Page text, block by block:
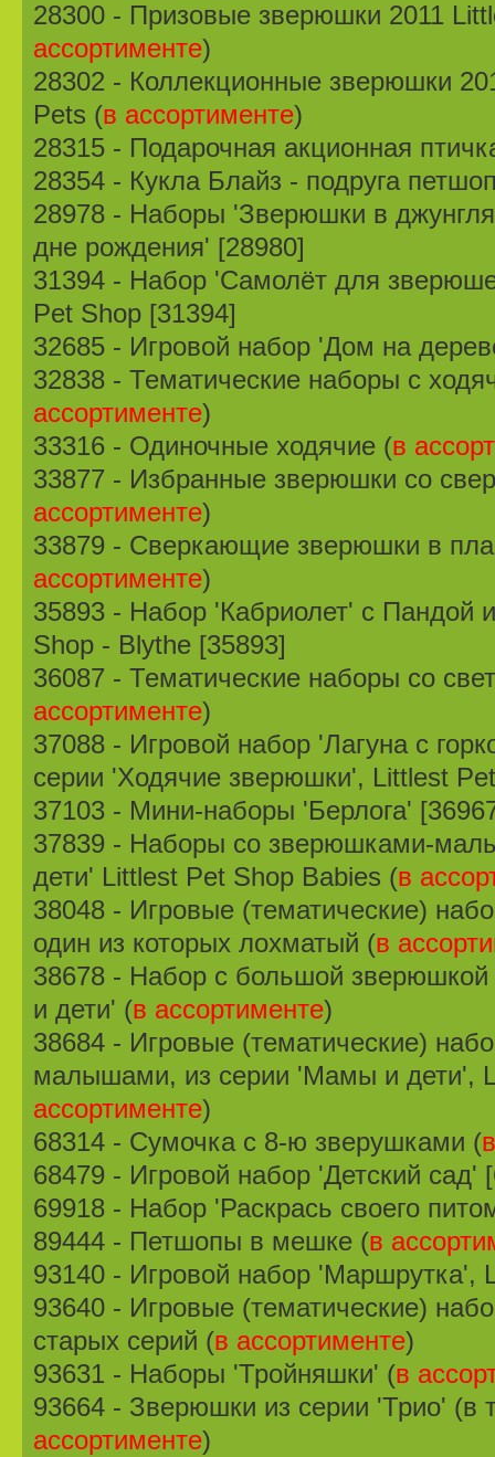
28300 - Призовые зверюшки 2011
ассортименте)
28302 - Коллекционные зверюшки
Pets (в ассортименте)
28315 - Подарочная акционная
28354 - Кукла Блайз - подруга
28978 - Наборы 'Зверюшки в
дне рождения' [28980]
31394 - Набор 'Самолёт для
Pet Shop [31394]
32685 - Игровой набор 'Дом на
32838 - Тематические наборы с
ассортименте)
33316 - Одиночные ходячие (в
33877 - Избранные зверюшки со
ассортименте)
33879 - Сверкающие зверюшки в
ассортименте)
35893 - Набор 'Кабриолет' с Пандой
Shop - Blythe [35893]
36087 - Тематические наборы со
ассортименте)
37088 - Игровой набор 'Лагуна с
серии 'Ходячие зверюшки', Littlest
37103 - Мини-наборы 'Берлога'
37839 - Наборы со зверюшками-
дети' Littlest Pet Shop Babies (в
38048 - Игровые (тематические)
один из которых лохматый (в
38678 - Набор с большой
и дети' (в ассортименте)
38684 - Игровые (тематические)
малышами, из серии 'Мамы и дети',
ассортименте)
68314 - Сумочка с 8-ю зверушками (
68479 - Игровой набор 'Детский сад'
69918 - Набор 'Раскрась своего
89444 - Петшопы в мешке (в
93140 - Игровой набор 'Маршрутка',
93640 - Игровые (тематические)
старых серий (в ассортименте)
93631 - Наборы 'Тройняшки' (в
93664 - Зверюшки из серии 'Трио' (в
ассортименте)